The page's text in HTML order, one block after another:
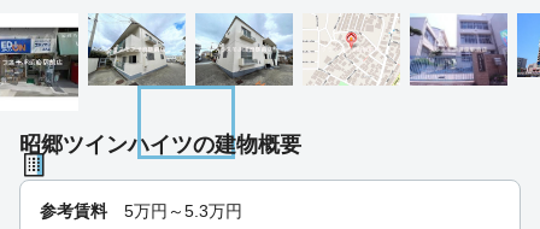
昭郷ツインハイツの建物概要
参考賃料 5万円～5.3万円